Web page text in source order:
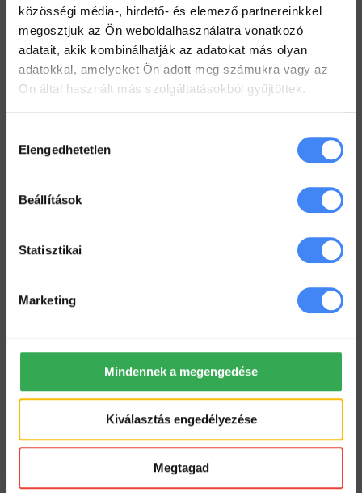
közösségi média-, hirdető- és elemező partnereinkkel
megosztjuk az Ön weboldalhasználatra vonatkozó
adatait, akik kombinálhatják az adatokat más olyan
adatokkal, amelyeket Ön adott meg számukra vagy az
Ön által használt más szolgáltatásokból gyűjtöttek.
kiválasztása
Elengedhetetlen
Beállítások
Statisztikai
Marketing
Mindennek a megengedése
Kiválasztás engedélyezése
Megtagad
Használj megosztott Drive-ot a csapatoddal
2022. július 26.
Értekezlet szervezése emailen keresztül
2022. július 25.
2022. július 19.
2022. július 18.
2022. július 12.
Google Workspace vs. MS365 –
2026. január 5.
Google Drive – az első lépések
Megkönyörült a Google